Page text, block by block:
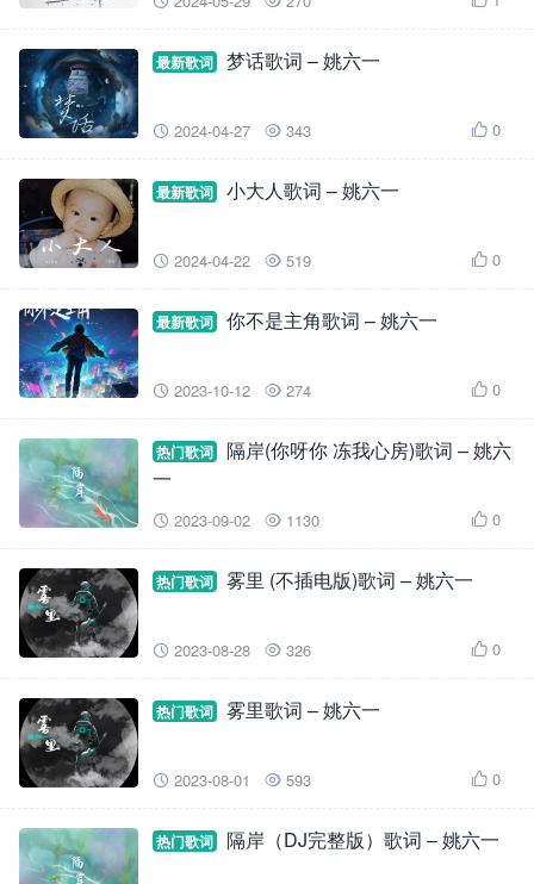
最新歌词 梦话歌词 – 姚六一
 2024-04-27  343  0
最新歌词 小大人歌词 – 姚六一
 2024-04-22  519  0
最新歌词 你不是主角歌词 – 姚六一
 2023-10-12  274  0
热门歌词
隔岸(你呀你 冻我心房)歌词 – 姚六
一
 2023-09-02  1130  0
热门歌词 雾里 (不插电版)歌词 – 姚六一
 2023-08-28  326  0
热门歌词 雾里歌词 – 姚六一
 2023-08-01  593  0
热门歌词 隔岸（DJ完整版）歌词 – 姚六一